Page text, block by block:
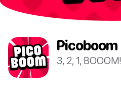
Picoboom
3, 2, 1, BOOOM!